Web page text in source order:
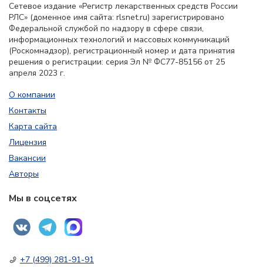
Сетевое издание «Регистр лекарственных средств России
РЛС» (доменное имя сайта: rlsnet.ru) зарегистрировано
Федеральной службой по надзору в сфере связи,
информационных технологий и массовых коммуникаций
(Роскомнадзор), регистрационный номер и дата принятия
решения о регистрации: серия Эл № ФС77-85156 от 25
апреля 2023 г.
О компании
Контакты
Карта сайта
Лицензия
Вакансии
Авторы
Мы в соцсетях
+7 (499) 281-91-91